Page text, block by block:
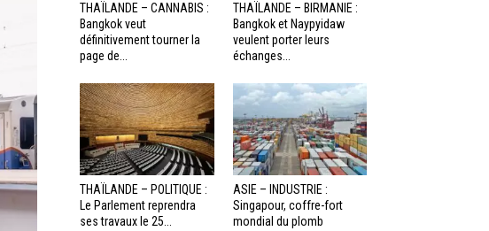
THAÏLANDE – CANNABIS :
Bangkok veut
définitivement tourner la
page de...
THAÏLANDE – BIRMANIE :
Bangkok et Naypyidaw
veulent porter leurs
échanges...
THAÏLANDE – POLITIQUE :
Le Parlement reprendra
ses travaux le 25...
ASIE – INDUSTRIE :
Singapour, coffre-fort
mondial du plomb